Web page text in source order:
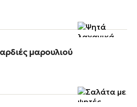
μαρουλιού